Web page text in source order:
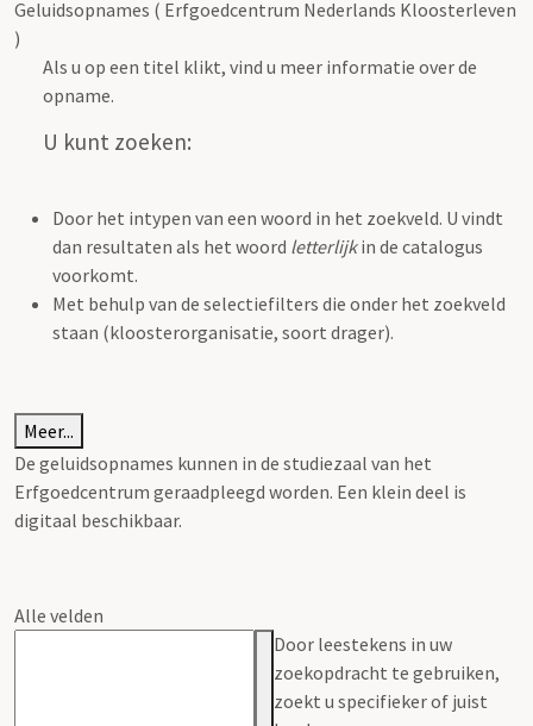
Geluidsopnames ( Erfgoedcentrum Nederlands Kloosterleven
)
Als u op een titel klikt, vind u meer informatie over de
opname.
U kunt zoeken:
Door het intypen van een woord in het zoekveld. U vindt
dan resultaten als het woord letterlijkin de catalogus
voorkomt.
Met behulp van de selectiefilters die onder het zoekveld
staan (kloosterorganisatie, soort drager).
Meer...
De geluidsopnames kunnen in de studiezaal van het
Erfgoedcentrum geraadpleegd worden. Een klein deel is
digitaal beschikbaar.
Alle velden
Door leestekens in uw
zoekopdracht te gebruiken,
zoekt u specifieker of juist